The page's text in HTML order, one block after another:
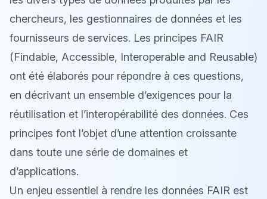
chercheurs, les gestionnaires de données et les
fournisseurs de services. Les principes FAIR
(Findable, Accessible, Interoperable and Reusable)
ont été élaborés pour répondre à ces questions,
en décrivant un ensemble d’exigences pour la
réutilisation et l’interopérabilité des données. Ces
principes font l’objet d’une attention croissante
dans toute une série de domaines et
d’applications.
Un enjeu essentiel à rendre les données FAIR est